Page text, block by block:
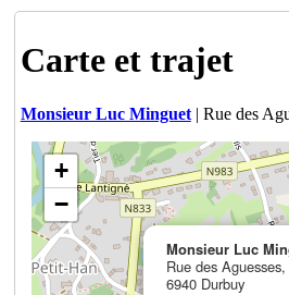
Carte et trajet
Monsieur Luc Minguet| Rue des
Monsieur Luc
Rue des
6940 Durbuy
+
−